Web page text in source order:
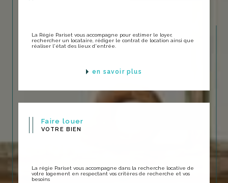
La Régie Pariset vous accompagne pour estimer le loyer,
rechercher un locataire, rédiger le contrat de location ainsi que
réaliser l'état des lieux d'entrée.
en savoir plus
Faire louer
VOTRE BIEN
La régie Pariset vous accompagne dans la recherche locative de
votre logement en respectant vos critères de recherche et vos
besoins